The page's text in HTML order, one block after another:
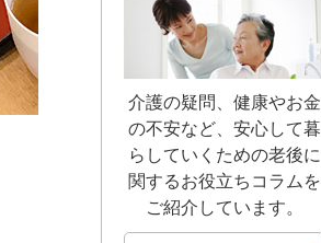
介護の疑問、健康やお金
の不安など、安心して暮
らしていくための老後に
関するお役立ちコラムを
ご紹介しています。